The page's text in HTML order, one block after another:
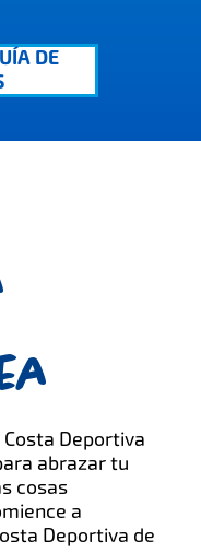
DE
Deportiva
abrazar tu
cosas
a
Deportiva de